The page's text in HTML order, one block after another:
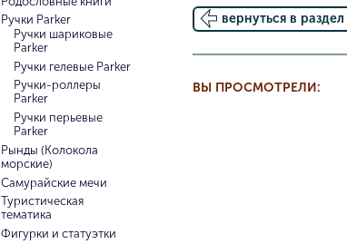
Ручки Parker
Ручки шариковые
Parker
Ручки гелевые Parker
Ручки-роллеры
Parker
Ручки перьевые
Parker
Рынды (Колокола
морские)
Самурайские мечи
Туристическая
тематика
Фигурки и статуэтки
вернуться в раздел
ВЫ ПРОСМОТРЕЛИ: